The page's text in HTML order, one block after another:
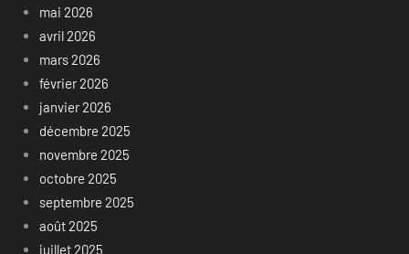
mai 2026
avril 2026
mars 2026
février 2026
janvier 2026
décembre 2025
novembre 2025
octobre 2025
septembre 2025
août 2025
juillet 2025